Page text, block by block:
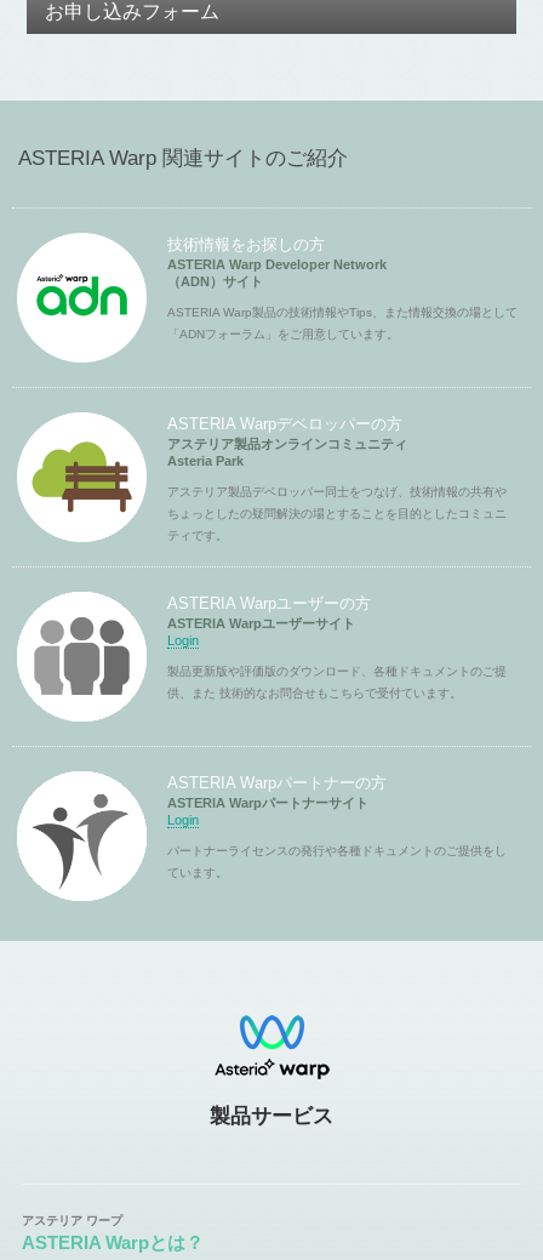
お申し込みフォーム
ASTERIA Warp 関連サイトのご紹介
技術情報をお探しの方
ASTERIA Warp Developer Network
（ADN）サイト
ASTERIA Warp製品の技術情報やTips、また情報交換の場として
「ADNフォーラム」をご用意しています。
ASTERIA Warpデベロッパーの方
アステリア製品オンラインコミュニティ
Asteria Park
アステリア製品デベロッパー同士をつなげ、技術情報の共有や
ちょっとしたの疑問解決の場とすることを目的としたコミュニ
ティです。
ASTERIA Warpユーザーの方
ASTERIA Warpユーザーサイト
Login
製品更新版や評価版のダウンロード、各種ドキュメントのご提
供、また 技術的なお問合せもこちらで受付ています。
ASTERIA Warpパートナーの方
ASTERIA Warpパートナーサイト
Login
パートナーライセンスの発行や各種ドキュメントのご提供をし
ています。
製品サービス
ASTERIA Warpとは？